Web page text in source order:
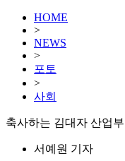
HOME
>
NEWS
>
포토
>
사회
축사하는 김대자 산업
서예원 기자